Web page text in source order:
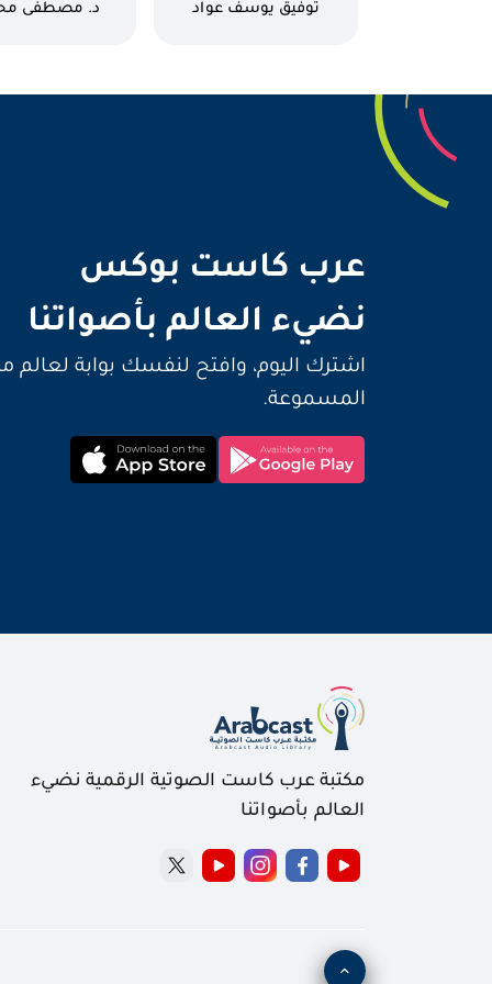
كاتب
توفيق يوسف عواد كاتب
د. مصطفى
عرب كاست بوكس
نضيء العالم بأصواتنا
اشترك اليوم، وافتح لنفسك بوابة لعالم
المسموعة.
مكتبة عرب كاست الصوتية الرقمية نضيء
العالم بأصواتنا